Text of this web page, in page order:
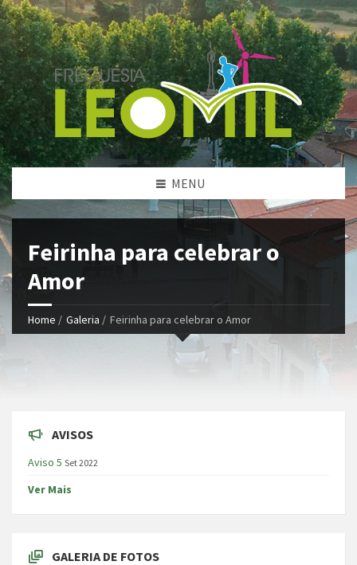
MENU
Feirinha para celebrar o
Amor
Home / Galeria / Feirinha para celebrar o Amor
AVISOS
Aviso 5 Set 2022
Ver Mais
GALERIA DE FOTOS